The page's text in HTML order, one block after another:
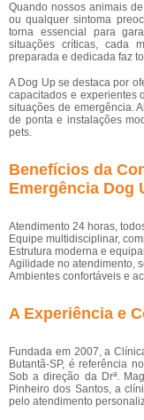
Quando nossos animais
ou qualquer sintoma
torna essencial para
situações críticas, cada
preparada e dedicada faz
A Dog Up se destaca por
capacitados e experientes
situações de emergência.
de ponta e instalações
pets.
Benefícios da
Emergência Dog
Atendimento 24 horas,
Equipe multidisciplinar,
Estrutura moderna e
Agilidade no atendimento,
Ambientes confortáveis e
A Experiência e
Fundada em 2007, a
Butantã-SP, é referência
Sob a direção da Drª.
Pinheiro dos Santos, a
pelo atendimento